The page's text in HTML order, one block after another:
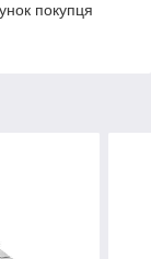
покупця